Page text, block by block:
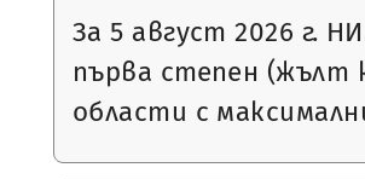
За 5 август 2026 г.
първа степен (жълт
области с